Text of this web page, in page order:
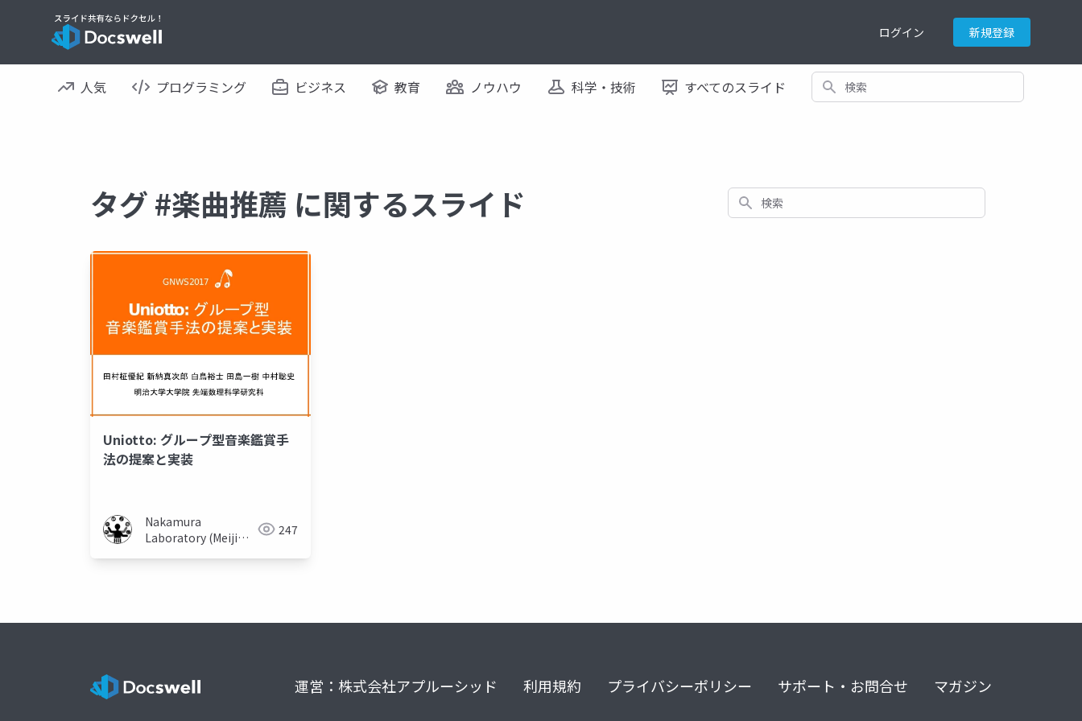
ログイン 新規登録
人気 プログラミング ビジネス 教育 ノウハウ 科学・技術 すべてのスライド 検索
タグ #楽曲推薦 に関するスライド 検索
Uniotto: グループ型音楽鑑賞手
法の提案と実装
Nakamura
Laboratory (Meiji
247
運営：株式会社アプルーシッド 利用規約 プライバシーポリシー サポート・お問合せ マガジン